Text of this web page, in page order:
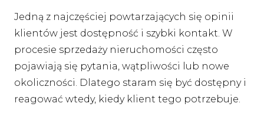
Jedną z najczęściej powtarzających się opinii
klientów jest dostępność i szybki kontakt. W
procesie sprzedaży nieruchomości często
pojawiają się pytania, wątpliwości lub nowe
okoliczności. Dlatego staram się być dostępny i
reagować wtedy, kiedy klient tego potrzebuje.